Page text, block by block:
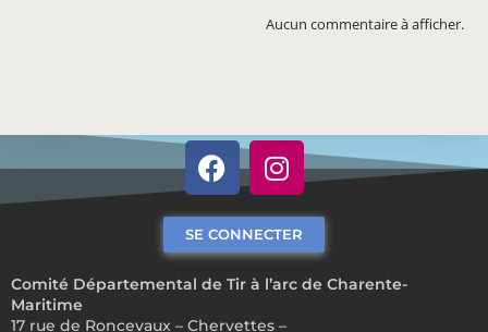
Aucun commentaire à afficher.
Comité Départemental de Tir à l’arc de Charente-
Maritime
17 rue de Roncevaux – Chervettes –
SE CONNECTER